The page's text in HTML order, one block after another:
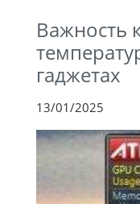
Важность
гаджетах
13/01/2025